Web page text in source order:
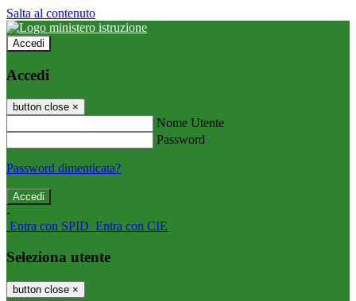
Salta al contenuto
Accedi
Accedi
button close ×
Nome Utente
Password
Password dimenticata?
-
Entra con SPID Entra con CIE
Seleziona utente
button close ×